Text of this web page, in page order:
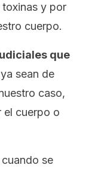
toxinas y por
cuerpo.
que
ya sean de
caso,
el cuerpo o
se